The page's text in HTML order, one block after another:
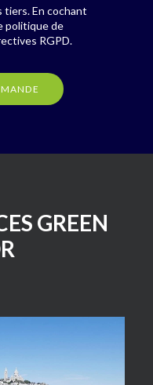
tiers. En cochant
politique de
RGPD.
GREEN